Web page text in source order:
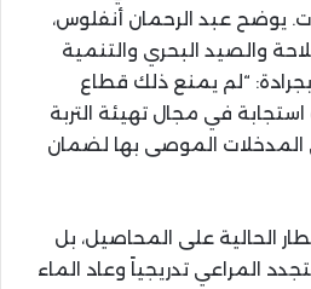
يوضح عبد الرحمان أنفلوس،
والصيد البحري والتنمية
بجرادة: “لم يمنع ذلك قطاع
في مجال تهيئة التربة
المدخلات الموصى بها لضمان
الحالية على المحاصيل، بل
المراعي تدريجياً وعاد الماء